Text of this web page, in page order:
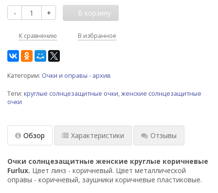
- + В корзину
К сравнению В избранное
Категории: Очки и оправы - архив
Теги: круглые солнцезащитные очки,женские солнцезащитные
очки
Обзор Характеристики Отзывы
Очки солнцезащитные женские круглые коричневые
Furlux. Цвет линз - коричневый. Цвет металлической
оправы - коричневый, заушники коричневые пластиковые.